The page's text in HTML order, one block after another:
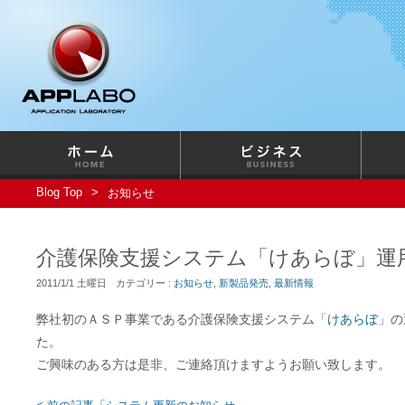
Blog Top お知らせ
介護保険支援システム「けあらぼ」運
2011/1/1 土曜日 カテゴリー : お知らせ 新製品発売 最新情報
弊社初のＡＳＰ事業である介護保険支援システム「 けあらぼ」
た。
ご興味のある方は是非、ご連絡頂けますようお願い致します。